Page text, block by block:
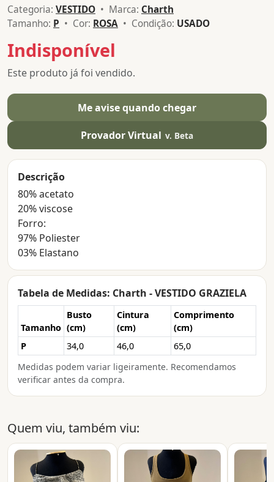
Categoria: VESTIDO • Marca: Charth
Tamanho: P • Cor: ROSA • Condição: USADO
Indisponível
Este produto já foi vendido.
Me avise quando chegar
Provador Virtual v. Beta
Descrição
80% acetato
20% viscose
Forro:
97% Poliester
03% Elastano
Tabela de Medidas: Charth - VESTIDO GRAZIELA
Tamanho
Busto
(cm)
Cintura
(cm)
Comprimento
(cm)
P
34,0 46,0
65,0
Medidas podem variar ligeiramente. Recomendamos
verificar antes da compra.
Quem viu, também viu: